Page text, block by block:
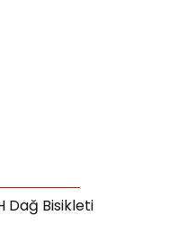
Dağ Bisikleti